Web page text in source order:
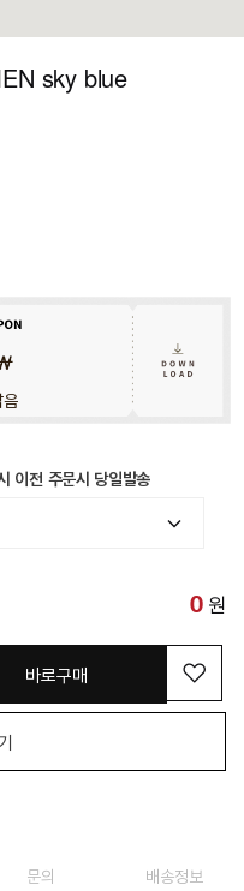
sky blue
이전 주문시 당일발송
0 원
바로구매
문의 배송정보